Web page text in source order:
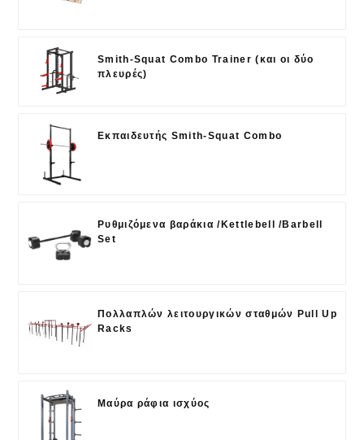
Smith-Squat Combo Trainer (και οι δύο
πλευρές)
Εκπαιδευτής Smith-Squat Combo
Ρυθμιζόμενα βαράκια /Kettlebell /Barbell
Set
Πολλαπλών λειτουργικών σταθμών Pull Up
Racks
Μαύρα ράφια ισχύος